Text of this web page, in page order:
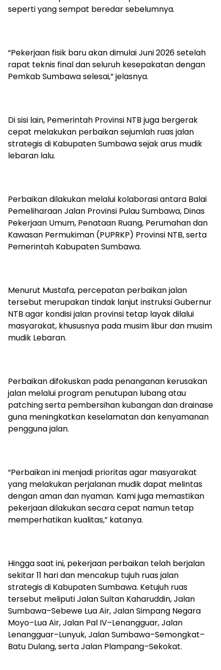
seperti yang sempat beredar sebelumnya.
“Pekerjaan fisik baru akan dimulai Juni 2026 setelah
rapat teknis final dan seluruh kesepakatan dengan
Pemkab Sumbawa selesai,” jelasnya.
Di sisi lain, Pemerintah Provinsi NTB juga bergerak
cepat melakukan perbaikan sejumlah ruas jalan
strategis di Kabupaten Sumbawa sejak arus mudik
lebaran lalu.
Perbaikan dilakukan melalui kolaborasi antara Balai
Pemeliharaan Jalan Provinsi Pulau Sumbawa, Dinas
Pekerjaan Umum, Penataan Ruang, Perumahan dan
Kawasan Permukiman (PUPRKP) Provinsi NTB, serta
Pemerintah Kabupaten Sumbawa.
Menurut Mustafa, percepatan perbaikan jalan
tersebut merupakan tindak lanjut instruksi Gubernur
NTB agar kondisi jalan provinsi tetap layak dilalui
masyarakat, khususnya pada musim libur dan musim
mudik Lebaran.
Perbaikan difokuskan pada penanganan kerusakan
jalan melalui program penutupan lubang atau
patching serta pembersihan kubangan dan drainase
guna meningkatkan keselamatan dan kenyamanan
pengguna jalan.
“Perbaikan ini menjadi prioritas agar masyarakat
yang melakukan perjalanan mudik dapat melintas
dengan aman dan nyaman. Kami juga memastikan
pekerjaan dilakukan secara cepat namun tetap
memperhatikan kualitas,” katanya.
Hingga saat ini, pekerjaan perbaikan telah berjalan
sekitar 11 hari dan mencakup tujuh ruas jalan
strategis di Kabupaten Sumbawa. Ketujuh ruas
tersebut meliputi Jalan Sultan Kaharuddin, Jalan
Sumbawa–Sebewe Lua Air, Jalan Simpang Negara
Moyo–Lua Air, Jalan Pal IV–Lenangguar, Jalan
Lenangguar–Lunyuk, Jalan Sumbawa–Semongkat–
Batu Dulang, serta Jalan Plampang–Sekokat.